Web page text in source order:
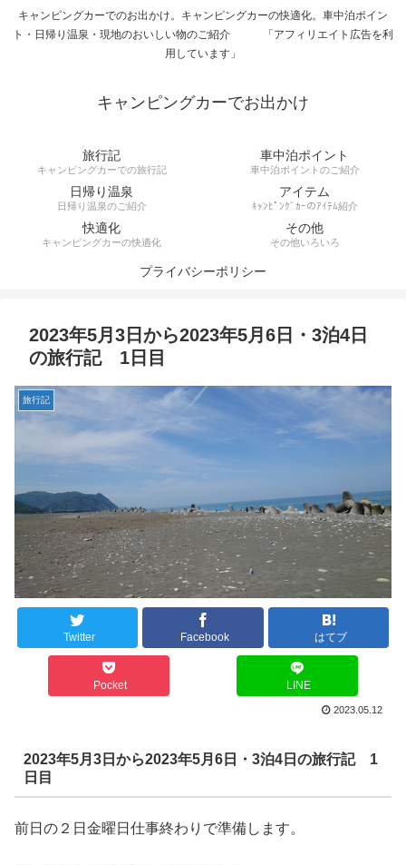
キャンピングカーでのお出かけ。キャンピングカーの快適化。車中泊ポイン
ト・日帰り温泉・現地のおいしい物のご紹介 「アフィリエイト広告を利
用しています」
キャンピングカーでお出かけ
旅行記
キャンピングカーでの旅行記
車中泊ポイント
車中泊ポイントのご紹介
日帰り温泉
日帰り温泉のご紹介
アイテム
ｷｬﾝﾋﾟﾝｸﾞｶｰのｱｲﾃﾑ紹介
快適化
キャンピングカーの快適化
その他
その他いろいろ
プライバシーポリシー
2023年5月3日から2023年5月6日・3泊4日
の旅行記 1日目
旅行記
Twitter Facebook はてブ
Pocket LINE
2023.05.12
2023年5月3日から2023年5月6日・3泊4日の旅行記 1
日目
前日の２日金曜日仕事終わりで準備します。